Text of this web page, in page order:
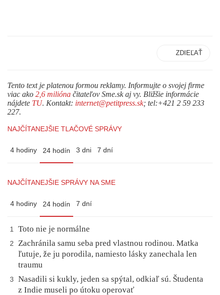
ZDIEĽAŤ
Tento text je platenou formou reklamy. Informujte o svojej firme
viac ako 2,6 milióna čitateľov Sme.sk aj vy. Bližšie informácie
nájdete TU. Kontakt: internet@petitpress.sk; tel:+421 2 59 233
227.
NAJČÍTANEJŠIE TLAČOVÉ SPRÁVY
4 hodiny 24 hodín 3 dni 7 dní
NAJČÍTANEJŠIE SPRÁVY NA SME
4 hodiny 24 hodín 7 dní
1 Toto nie je normálne
2
Zachránila samu seba pred vlastnou rodinou. Matka
ľutuje, že ju porodila, namiesto lásky zanechala len
traumu
3
Nasadili si kukly, jeden sa spýtal, odkiaľ sú. Študenta
z Indie museli po útoku operovať